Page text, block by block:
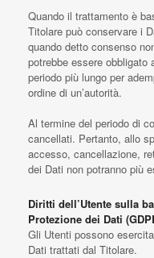
Quando il trattamento è
Titolare può conservare i
quando detto consenso
potrebbe essere obbligato
periodo più lungo per
ordine di un’autorità.
Al termine del periodo di
cancellati. Pertanto, allo
accesso, cancellazione,
dei Dati non potranno più
Diritti dell’Utente sulla
Protezione dei Dati
Gli Utenti possono
Dati trattati dal Titolare.